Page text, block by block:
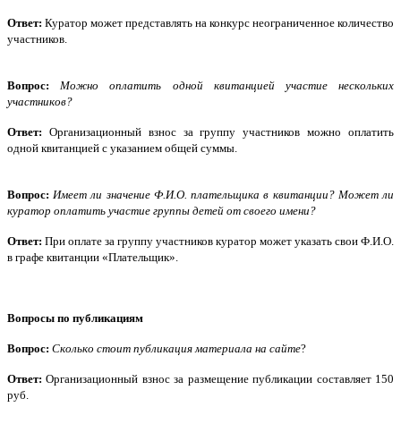
Ответ: Куратор может представлять на конкурс неограниченное количество
участников.
Вопрос:
Можно оплатить одной квитанцией участие нескольких
участников?
Ответ: Организационный взнос за группу участников можно оплатить
одной квитанцией с указанием общей суммы.
Вопрос: Имеет ли значение Ф.И.О. плательщика в квитанции? Может ли
куратор оплатить участие группы детей от своего имени?
Ответ: При оплате за группу участников куратор может указать свои Ф.И.О.
в графе квитанции «Плательщик».
Вопросы по публикациям
Вопрос: Сколько стоит публикация материала на сайте?
Ответ: Организационный взнос за размещение публикации составляет 150
руб.